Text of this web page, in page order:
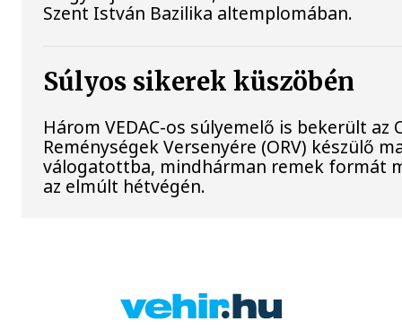
Szent István Bazilika altemplomában.
Súlyos sikerek küszöbén
Három VEDAC-os súlyemelő is bekerült az
Reménységek Versenyére (ORV) készülő
válogatottba, mindhárman remek formát
az elmúlt hétvégén.